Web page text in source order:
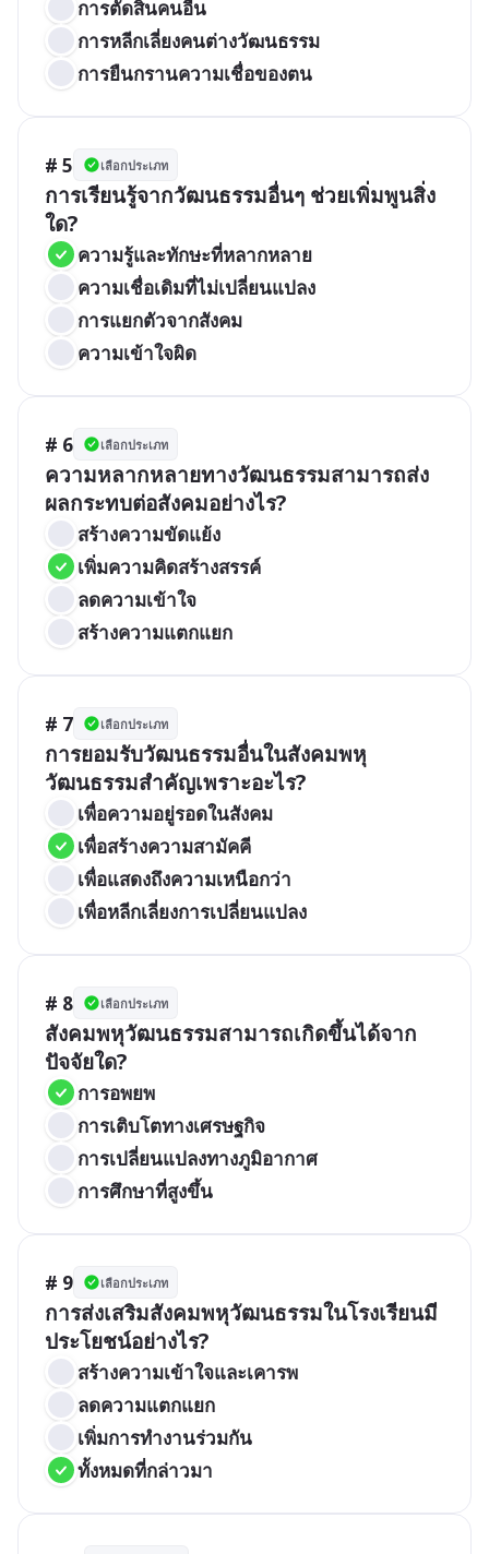
การตัดสินคนอื่น
การหลีกเลี่ยงคนต่างวัฒนธรรม
การยืนกรานความเชื่อของตน
# 5 เลือกประเภท
การเรียนรู้จากวัฒนธรรมอื่นๆ ช่วยเพิ่มพูนสิ่ง
ใด?
ความรู้และทักษะที่หลากหลาย
ความเชื่อเดิมที่ไม่เปลี่ยนแปลง
การแยกตัวจากสังคม
ความเข้าใจผิด
# 6 เลือกประเภท
ความหลากหลายทางวัฒนธรรมสามารถส่ง
ผลกระทบต่อสังคมอย่างไร?
สร้างความขัดแย้ง
เพิ่มความคิดสร้างสรรค์
ลดความเข้าใจ
สร้างความแตกแยก
# 7 เลือกประเภท
การยอมรับวัฒนธรรมอื่นในสังคมพหุ
วัฒนธรรมสำคัญเพราะอะไร?
เพื่อความอยู่รอดในสังคม
เพื่อสร้างความสามัคคี
เพื่อแสดงถึงความเหนือกว่า
เพื่อหลีกเลี่ยงการเปลี่ยนแปลง
# 8 เลือกประเภท
สังคมพหุวัฒนธรรมสามารถเกิดขึ้นได้จาก
ปัจจัยใด?
การอพยพ
การเติบโตทางเศรษฐกิจ
การเปลี่ยนแปลงทางภูมิอากาศ
การศึกษาที่สูงขึ้น
# 9 เลือกประเภท
การส่งเสริมสังคมพหุวัฒนธรรมในโรงเรียนมี
ประโยชน์อย่างไร?
สร้างความเข้าใจและเคารพ
ลดความแตกแยก
เพิ่มการทำงานร่วมกัน
ทั้งหมดที่กล่าวมา